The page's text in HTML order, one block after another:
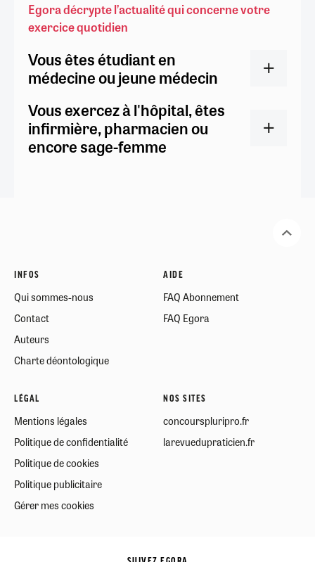
Egora décrypte l’actualité qui concerne votre
exercice quotidien
Vous êtes étudiant en
médecine ou jeune médecin
Vous exercez à l'hôpital, êtes
infirmière, pharmacien ou
encore sage-femme
INFOS
Qui sommes-nous
Contact
Auteurs
Charte déontologique
AIDE
FAQ Abonnement
FAQ Egora
LÉGAL
Mentions légales
Politique de confidentialité
Politique de cookies
Politique publicitaire
Gérer mes cookies
NOS SITES
concourspluripro.fr
larevuedupraticien.fr